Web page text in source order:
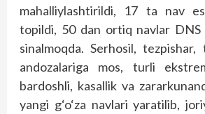
mahalliylashtirildi, 17 ta nav
topildi, 50 dan ortiq navlar DNS
sinalmoqda. Serhosil,
andozalariga mos, turli
bardoshli, kasallik va
yangi g‘o‘za navlari yaratilib,